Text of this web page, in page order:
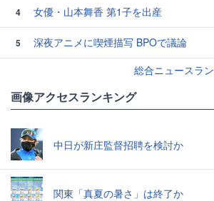
4 女優・山本舞香 第1子を出産
5
深夜アニメに喫煙描写 BPOで議論
総合ニュースラ
画像アクセスランキング
中日が新庄監督招聘を検討か
関東「真夏の暑さ」は終了か